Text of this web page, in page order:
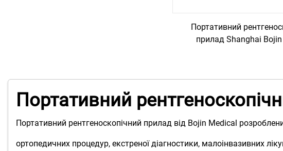
Портативний
прилад Shanghai
Портативний
Портативний рентгеноскопічний прилад від Bojin Medical
ортопедичних процедур, екстреної діагностики, малоінвазивних